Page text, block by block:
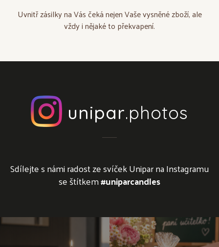
Uvnitř zásilky na Vás čeká nejen Vaše vysněné zboží, ale
vždy i nějaké to překvapení.
unipar.photos
Sdílejte s námi radost ze svíček Unipar na Instagramu
se štítkem#uniparcandles